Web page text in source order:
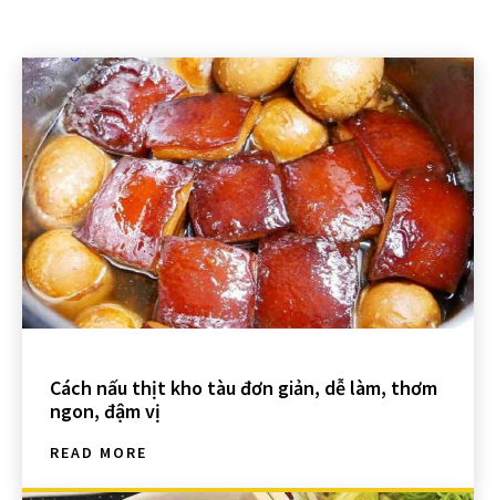
Cách nấu thịt kho tàu đơn giản, dễ làm, thơm
ngon, đậm vị
READ MORE